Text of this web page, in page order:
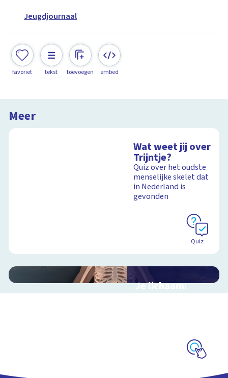
Jeugdjournaal
favoriet tekst toevoegen embed
Meer
Wat weet jij over
Trijntje?
Quiz over het oudste
menselijke skelet dat
in Nederland is
gevonden
Quiz
Je lichaam:
botten